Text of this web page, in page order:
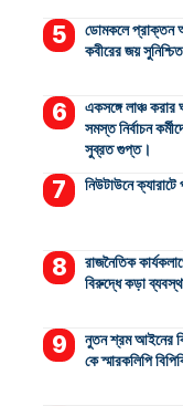
ডোমকলে প্রাক্তন
কবীরের জয় সুনিশ্চিত
একসঙ্গে লাঞ্চ করার
সমস্ত নির্বাচন
সুব্রত গুপ্ত।
নিউটাউনে
রাজনৈতিক
বিরুদ্ধে কড়া
নুতন শ্রম আইনের
কে স্মারকলিপি